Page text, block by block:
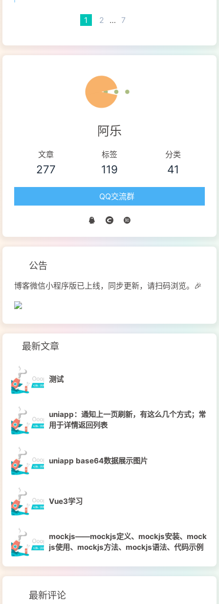
1 2 … 7
阿乐
文章
277
标签
119
分类
41
QQ交流群
公告
博客微信小程序版已上线，同步更新，请扫码浏览。🎉
最新文章
测试
uniapp：通知上一页刷新，有这么几个方式；常
用于详情返回列表
uniapp base64数据展示图片
Vue3学习
mockjs——mockjs定义、mockjs安装、mock
js使用、mockjs方法、mockjs语法、代码示例
最新评论